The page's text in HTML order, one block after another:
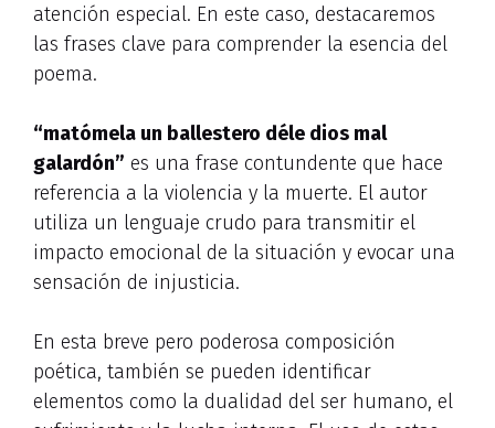
atención especial. En este caso, destacaremos
las frases clave para comprender la esencia del
poema.
“matómela un ballestero déle dios mal
galardón” es una frase contundente que hace
referencia a la violencia y la muerte. El autor
utiliza un lenguaje crudo para transmitir el
impacto emocional de la situación y evocar una
sensación de injusticia.
En esta breve pero poderosa composición
poética, también se pueden identificar
elementos como la dualidad del ser humano, el